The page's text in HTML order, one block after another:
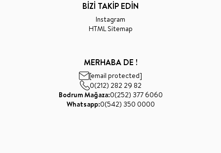
BİZİ TAKİP EDİN
Instagram
HTML Sitemap
MERHABA DE !
[email protected]
0(212) 282 29 82
Bodrum Mağaza:0(252) 377 6060
Whatsapp:0(542) 350 0000